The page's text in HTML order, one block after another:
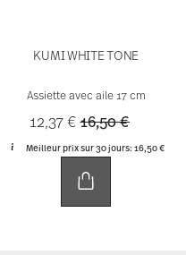
KUMI WHITE TONE
Assiette avec aile 17 cm
12,37 €Price reduced
16,50 €to
Meilleur prix sur 30 jours:16,50 €